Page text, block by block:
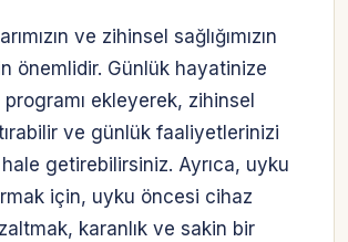
ve zihinsel sağlığımızın
önemlidir. Günlük hayatinize
ekleyerek, zihinsel
ve günlük faaliyetlerinizi
getirebilirsiniz. Ayrıca, uyku
için, uyku öncesi cihaz
karanlık ve sakin bir